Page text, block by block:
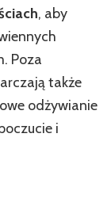
, aby
Poza
także
odżywianie
i